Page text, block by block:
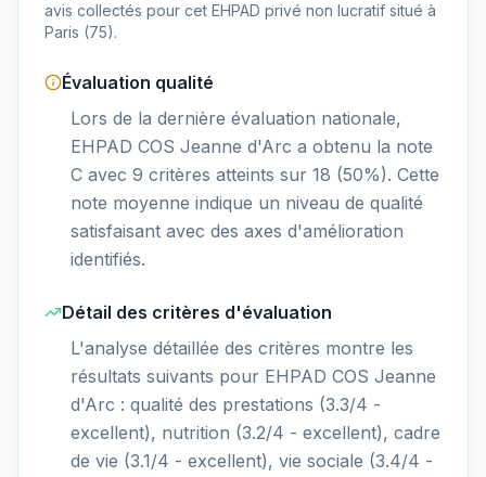
avis collectés pour cet EHPAD privé non lucratif situé à
Paris (75).
Évaluation qualité
Lors de la dernière évaluation nationale,
EHPAD COS Jeanne d'Arc a obtenu la note
C avec 9 critères atteints sur 18 (50%). Cette
note moyenne indique un niveau de qualité
satisfaisant avec des axes d'amélioration
identifiés.
Détail des critères d'évaluation
L'analyse détaillée des critères montre les
résultats suivants pour EHPAD COS Jeanne
d'Arc : qualité des prestations (3.3/4 -
excellent), nutrition (3.2/4 - excellent), cadre
de vie (3.1/4 - excellent), vie sociale (3.4/4 -